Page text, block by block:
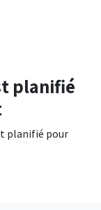
planifié
planifié pour